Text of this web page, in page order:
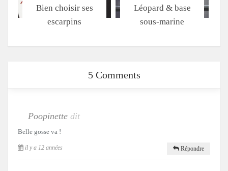
Bien choisir ses
escarpins
Léopard & base
sous-marine
5 Comments
Poopinette dit
Belle gosse va !
il y a 12 années Répondre